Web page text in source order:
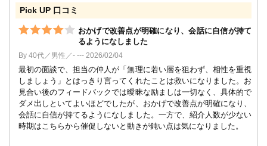
Pick UP 口コミ
おかげで改善点が明確になり、会話に自信が持て
るようになしました
By 40代／男性／- --- 2026/02/04
最初の面談で、担当の仲人が「無理に若い層を狙わず、相性を重視
しましょう」とはっきり言ってくれたことは救いになりました。お
見合い後のフィードバックでは曖昧な励ましは一切なく、具体的で
ダメ出しといてよいほどでしたが、おかげで改善点が明確になり、
会話に自信が持てるようになしました。一方で、紹介人数が少ない
時期はこちらから催促しないと動きが鈍い点は気になりました。